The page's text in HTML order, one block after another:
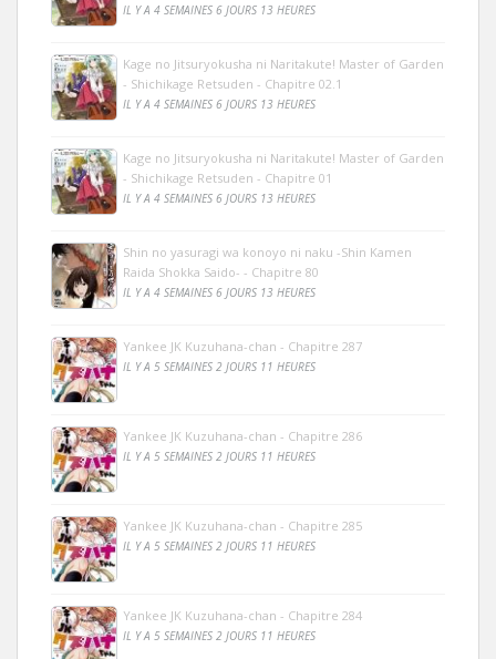
IL Y A 4 SEMAINES 6 JOURS 13 HEURES
Kage no Jitsuryokusha ni Naritakute! Master of Garden
- Shichikage Retsuden - Chapitre 02.1
IL Y A 4 SEMAINES 6 JOURS 13 HEURES
Kage no Jitsuryokusha ni Naritakute! Master of Garden
- Shichikage Retsuden - Chapitre 01
IL Y A 4 SEMAINES 6 JOURS 13 HEURES
Shin no yasuragi wa konoyo ni naku -Shin Kamen
Raida Shokka Saido- - Chapitre 80
IL Y A 4 SEMAINES 6 JOURS 13 HEURES
Yankee JK Kuzuhana-chan - Chapitre 287
IL Y A 5 SEMAINES 2 JOURS 11 HEURES
Yankee JK Kuzuhana-chan - Chapitre 286
IL Y A 5 SEMAINES 2 JOURS 11 HEURES
Yankee JK Kuzuhana-chan - Chapitre 285
IL Y A 5 SEMAINES 2 JOURS 11 HEURES
Yankee JK Kuzuhana-chan - Chapitre 284
IL Y A 5 SEMAINES 2 JOURS 11 HEURES